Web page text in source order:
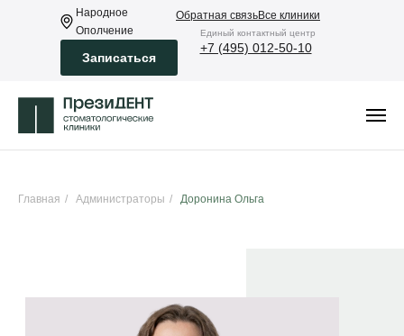
Обратная связьВсе клиники
Eдиный контактный центр
+7 (495) 012-50-10
Народное
Ополчение
Записаться
Главная / Администраторы / Доронина Ольга